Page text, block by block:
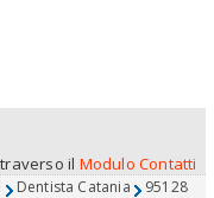
il Modulo Contatti
Dentista Catania 95128